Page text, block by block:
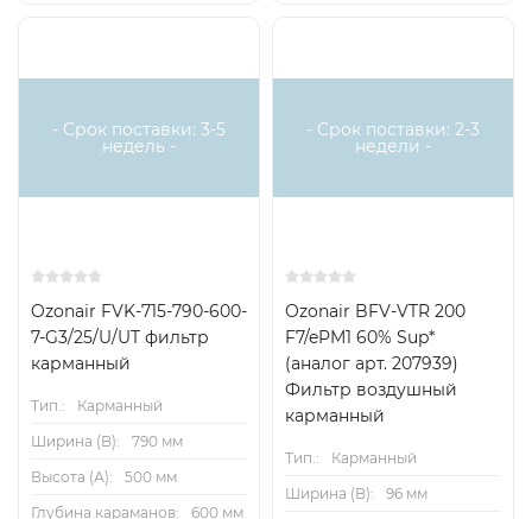
- Срок поставки: 3-5
недель -
Ozonair FVK-715-790-600-
7-G3/25/U/UT фильтр
карманный
Тип.:
Карманный
Ширина (B):
790 мм
Высота (А):
500 мм
Глубина караманов:
600 мм
- Срок поставки: 2-3
недели -
Ozonair BFV-VTR 200
F7/ePM1 60% Sup*
(аналог арт. 207939)
Фильтр воздушный
карманный
Тип.:
Карманный
Ширина (B):
96 мм